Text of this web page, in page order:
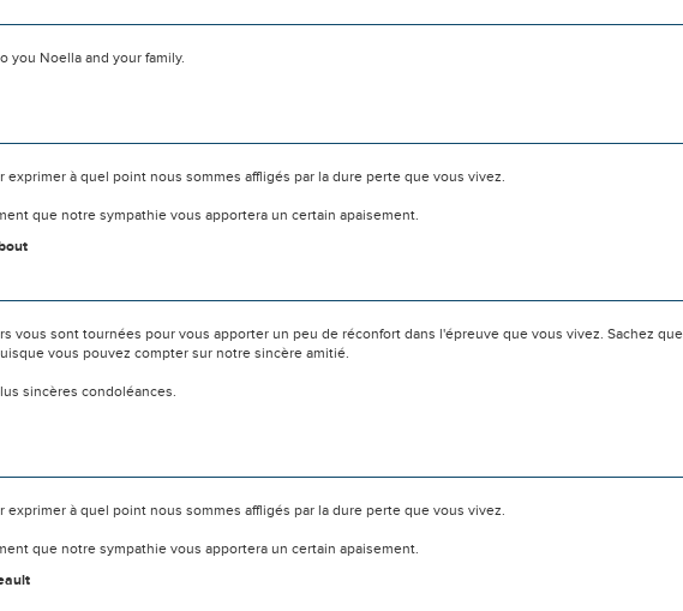
you Noella and your family.
exprimer à quel point nous sommes affligés par la dure perte que vous vivez.
que notre sympathie vous apportera un certain apaisement.
vous sont tournées pour vous apporter un peu de réconfort dans l'épreuve que vous vivez. Sachez
vous pouvez compter sur notre sincère amitié.
sincères condoléances.
exprimer à quel point nous sommes affligés par la dure perte que vous vivez.
que notre sympathie vous apportera un certain apaisement.